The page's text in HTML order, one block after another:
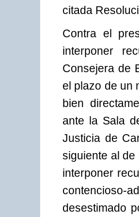
citada
Contra el
interponer
Consejera de
el plazo de un
bien
ante la Sala
Justicia de
siguiente al
interponer
contencioso-
desestimado